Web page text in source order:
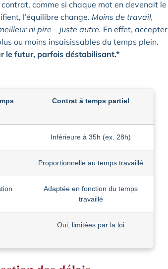
comme si chaque mot en devenait le
l’équilibre change. Moins de travail,
ni pire – juste autre. En effet, accepter
ou moins insaisissables du temps plein.
le futur, parfois déstabilisant.*
Contrat à temps partiel
Inférieure à 35h (ex. 28h)
Proportionnelle au temps travaillé
Adaptée en fonction du temps
travaillé
Oui, limitées par la loi